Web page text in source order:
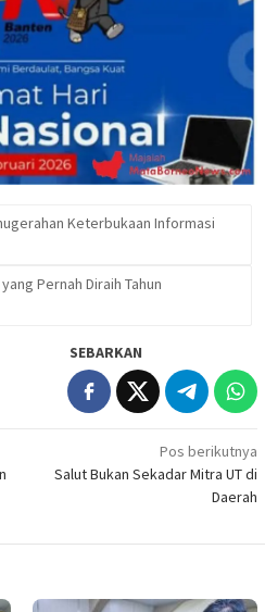
Keterbukaan Informasi
Pernah Diraih Tahun
SEBARKAN
Pos berikutnya
Salut Bukan Sekadar Mitra UT di
Daerah